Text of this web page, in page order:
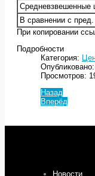
Средневзвешенные
В сравнении с
При копировании
Подробности
Категория:
Просмотров:
Назад
Вперёд
Новости